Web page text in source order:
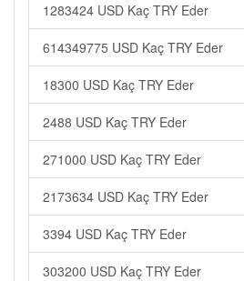
1283424 USD Kaç TRY Eder
614349775 USD Kaç TRY Eder
18300 USD Kaç TRY Eder
2488 USD Kaç TRY Eder
271000 USD Kaç TRY Eder
2173634 USD Kaç TRY Eder
3394 USD Kaç TRY Eder
303200 USD Kaç TRY Eder